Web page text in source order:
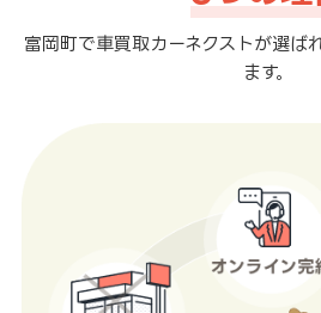
富岡町で車買取カーネクストが選ば
ます。